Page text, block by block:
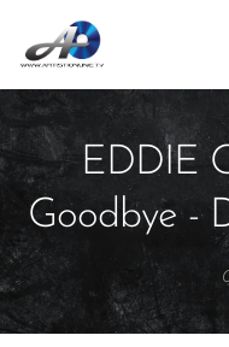
EDDIE
Goodbye -